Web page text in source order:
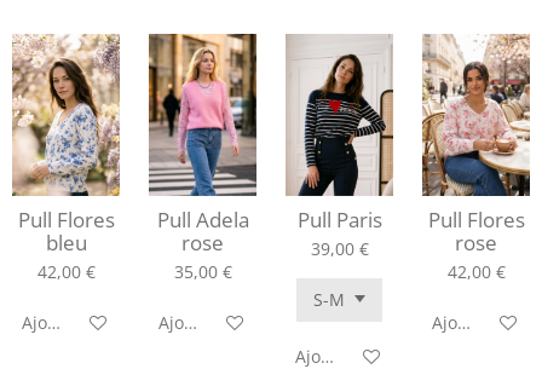
Pull Flores
bleu
42,00 €
Ajouter au panier
Pull Adela
rose
35,00 €
Ajouter au panier
Pull Paris
39,00 €
Ajouter au panier
Pull Flores
rose
42,00 €
Ajouter au